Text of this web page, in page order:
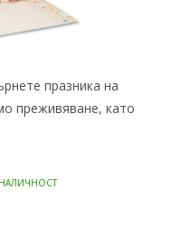
празника на
преживяване, като